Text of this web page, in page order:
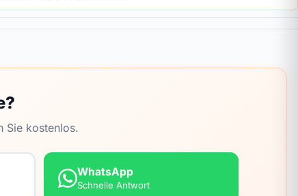
Sie kostenlos.
WhatsApp
Schnelle Antwort